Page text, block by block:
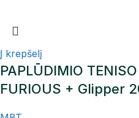
Į krepšelį
PAPLŪDIMIO
FURIOUS + Glipper